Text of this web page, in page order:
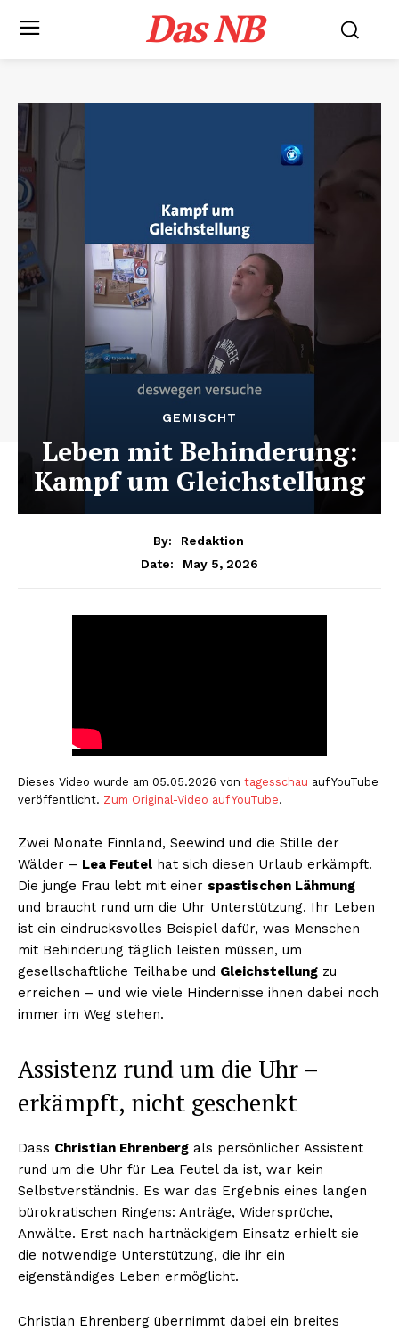
Das NB
GEMISCHT
Leben mit Behinderung:
Kampf um Gleichstellung
By:
Redaktion
Date:
May 5, 2026
Dieses Video wurde am 05.05.2026 von tagesschau auf YouTube
veröffentlicht. Zum Original-Video auf YouTube.
Zwei Monate Finnland, Seewind und die Stille der
Wälder – Lea Feutel hat sich diesen Urlaub erkämpft.
Die junge Frau lebt mit einer spastischen Lähmung
und braucht rund um die Uhr Unterstützung. Ihr Leben
ist ein eindrucksvolles Beispiel dafür, was Menschen
mit Behinderung täglich leisten müssen, um
gesellschaftliche Teilhabe und Gleichstellung zu
erreichen – und wie viele Hindernisse ihnen dabei noch
immer im Weg stehen.
Assistenz rund um die Uhr –
erkämpft, nicht geschenkt
Dass Christian Ehrenberg als persönlicher Assistent
rund um die Uhr für Lea Feutel da ist, war kein
Selbstverständnis. Es war das Ergebnis eines langen
bürokratischen Ringens: Anträge, Widersprüche,
Anwälte. Erst nach hartnäckigem Einsatz erhielt sie
die notwendige Unterstützung, die ihr ein
eigenständiges Leben ermöglicht.
Christian Ehrenberg übernimmt dabei ein breites